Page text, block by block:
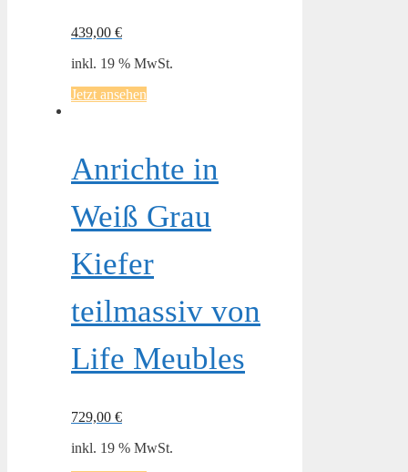
439,00 €
inkl. 19 % MwSt.
Jetzt ansehen
Anrichte in
Weiß Grau
Kiefer
teilmassiv von
Life Meubles
729,00 €
inkl. 19 % MwSt.